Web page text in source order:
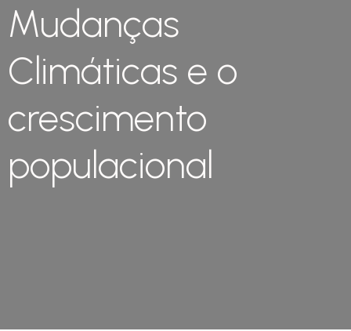
Mudanças
Climáticas e o
crescimento
populacional